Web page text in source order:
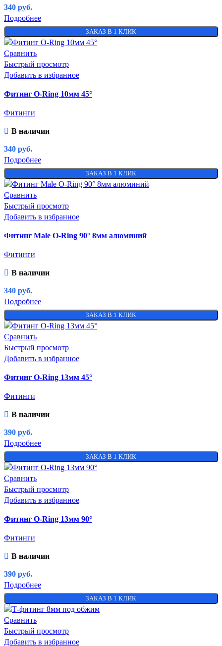
340 руб.
Подробнее
ЗАКАЗ В 1 КЛИК
Сравнить
Быстрый просмотр
Добавить в избранное
Фитинг O-Ring 10мм 45°
Фитинги
В наличии
340 руб.
Подробнее
ЗАКАЗ В 1 КЛИК
Сравнить
Быстрый просмотр
Добавить в избранное
Фитинг Male O-Ring 90° 8мм алюминий
Фитинги
В наличии
340 руб.
Подробнее
ЗАКАЗ В 1 КЛИК
Сравнить
Быстрый просмотр
Добавить в избранное
Фитинг O-Ring 13мм 45°
Фитинги
В наличии
390 руб.
Подробнее
ЗАКАЗ В 1 КЛИК
Сравнить
Быстрый просмотр
Добавить в избранное
Фитинг O-Ring 13мм 90°
Фитинги
В наличии
390 руб.
Подробнее
ЗАКАЗ В 1 КЛИК
Сравнить
Быстрый просмотр
Добавить в избранное